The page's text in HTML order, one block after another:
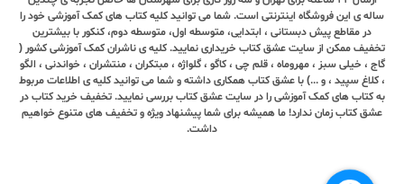
ساله ی این فروشگاه اینترنتی است. شما می توانید کلیه کتاب های کمک آموزشی خود را
در مقاطع پیش دبستانی ، ابتدایی، متوسطه اول، متوسطه دوم، کنکور با بیشترین
تخفیف ممکن از سایت عشق کتاب خریداری نمایید. کلیه ی ناشران کمک آموزشی کشور (
گاج ، خیلی سبز ، مهروماه ، قلم چی ، کاگو ، گلواژه ، مبتکران ، منتشران ، خواندنی ، الگو
، کلاغ سپید ، و ...) با عشق کتاب همکاری داشته و شما می توانید کلیه ی اطلاعات مربوط
به کتاب های کمک آموزشی را در سایت عشق کتاب بررسی نمایید. تخفیف خرید کتاب در
عشق کتاب زمان ندارد! ما همیشه برای شما پیشنهاد ویژه و تخفیف های متنوع خواهیم
داشت.